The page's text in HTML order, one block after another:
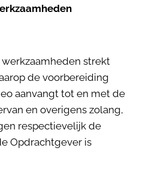
strekt
de voorbereiding
aanvangt tot en met de
en overigens zolang,
respectievelijk de
Opdrachtgever is